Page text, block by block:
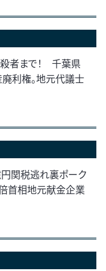
者まで！ 千葉県
利権。地元代議士
円関税逃れ裏ポーク
首相地元献金企業